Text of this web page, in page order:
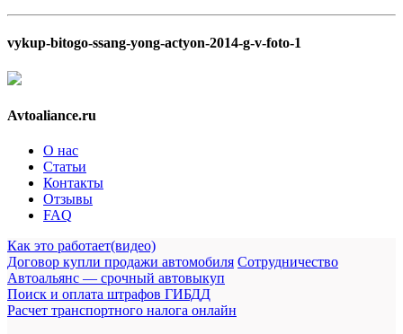
vykup-bitogo-ssang-yong-actyon-2014-g-v-foto-1
Avtoaliance.ru
О нас
Статьи
Контакты
Отзывы
FAQ
Как это работает(видео)
Договор купли продажи автомобиля Сотрудничество
Автоальянс — срочный автовыкуп
Поиск и оплата штрафов ГИБДД
Расчет транспортного налога онлайн